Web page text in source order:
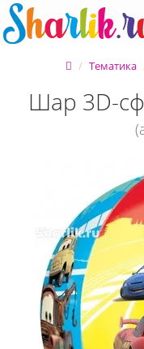
Тематика
Шар 3D-